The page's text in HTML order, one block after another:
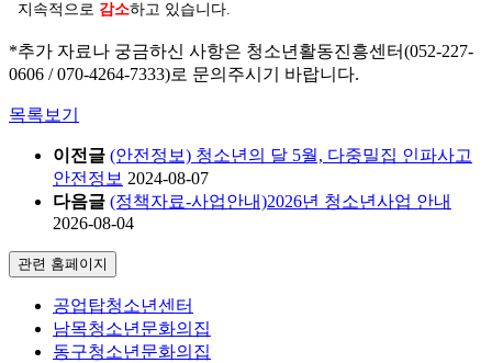
지속적으로 감소하고 있습니다.
*추가 자료나 궁금하신 사항은 청소년활동진흥센터(052-227-
0606 / 070-4264-7333)로 문의주시기 바랍니다.
목록보기
이전글 (안전정보) 청소년의 달 5월, 다중밀집 인파사고
안전정보 2024-08-07
다음글 (정책자료-사업안내)2026년 청소년사업 안내
2026-08-04
관련 홈페이지
공업탑청소년센터
남목청소년문화의집
동구청소년문화의집